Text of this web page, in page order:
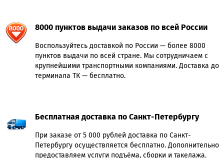
8000 пунктов выдачи заказов по всей России
Воспользуйтесь доставкой по России — более 8000
пунктов выдачи по всей стране. Мы сотрудничаем с
крупнейшими транспортными компаниями. Доставка до
терминала ТК — бесплатно.
Бесплатная доставка по Санкт-Петербургу
При заказе от 5 000 рублей доставка по Санкт-
Петербургу осуществляется бесплатно. Дополнительно
предоставляем услуги подъёма, сборки и такелажа.